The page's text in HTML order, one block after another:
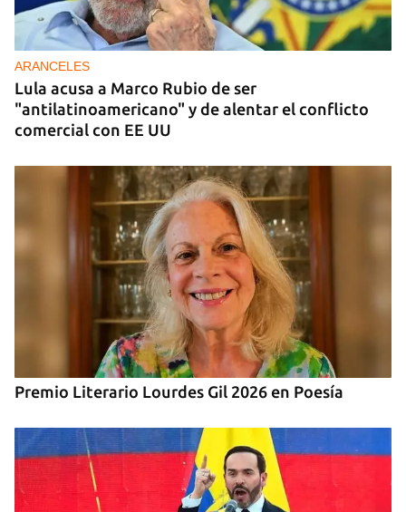
DONACIONES
China entrega otros 5.000 sistemas fotovoltaicos
para zonas rurales de Cuba
ARANCELES
Lula acusa a Marco Rubio de ser
"antilatinoamericano" y de alentar el conflicto
comercial con EE UU
Premio Literario Lourdes Gil 2026 en Poesía